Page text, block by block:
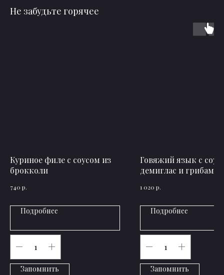
Не забудьте горячее
Куриное филе с соусом из
брокколи
740 р.
Подробнее
Запомнить
Говяжий язык с
демиглас и грибами
1 020 р.
Подробнее
Запомнить